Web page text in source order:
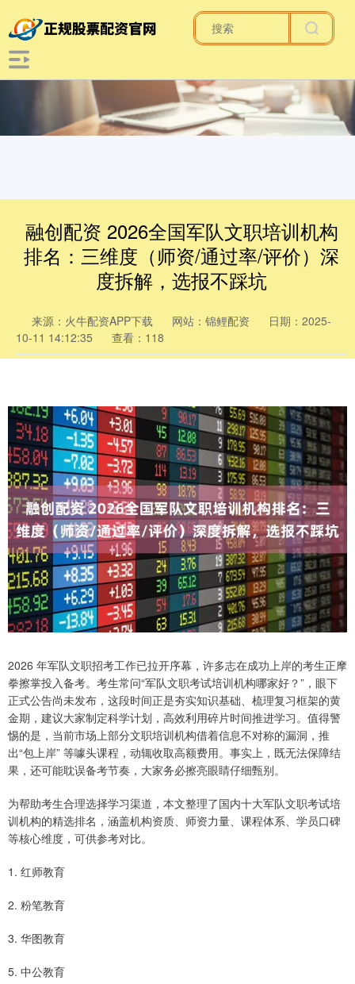
融创配资 2026全国军队文职培训机构
排名：三维度（师资/通过率/评价）深
度拆解，选报不踩坑
来源：火牛配资APP下载 网站：锦鲤配资
日期：2025-
10-11 14:12:35
查看：118
2026 年军队文职招考工作已拉开序幕，许多志在成功上岸的考生正摩
拳擦掌投入备考。考生常问“军队文职考试培训机构哪家好？”，眼下
正式公告尚未发布，这段时间正是夯实知识基础、梳理复习框架的黄
金期，建议大家制定科学计划，高效利用碎片时间推进学习。值得警
惕的是，当前市场上部分文职培训机构借着信息不对称的漏洞，推
出“包上岸” 等噱头课程，动辄收取高额费用。事实上，既无法保障结
果，还可能耽误备考节奏，大家务必擦亮眼睛仔细甄别。
为帮助考生合理选择学习渠道，本文整理了国内十大军队文职考试培
训机构的精选排名，涵盖机构资质、师资力量、课程体系、学员口碑
等核心维度，可供参考对比。
1. 红师教育
2. 粉笔教育
3. 华图教育
5. 中公教育